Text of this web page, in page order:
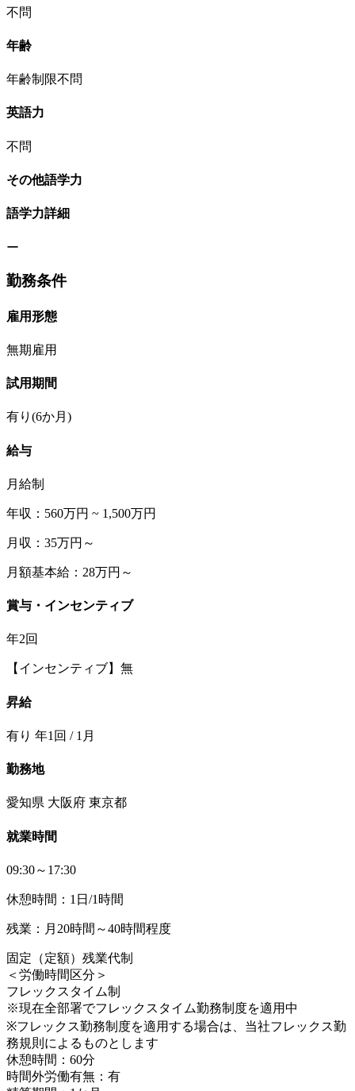
不問
年齢
年齢制限不問
英語力
不問
その他語学力
語学力詳細
ー
勤務条件
雇用形態
無期雇用
試用期間
有り(6か月)
給与
月給制
年収：560万円 ~ 1,500万円
月収：35万円～
月額基本給：28万円～
賞与・インセンティブ
年2回
【インセンティブ】無
昇給
有り 年1回 / 1月
勤務地
愛知県 大阪府 東京都
就業時間
09:30～17:30
休憩時間：1日/1時間
残業：月20時間～40時間程度
固定（定額）残業代制
＜労働時間区分＞
フレックスタイム制
※現在全部署でフレックスタイム勤務制度を適用中
※フレックス勤務制度を適用する場合は、当社フレックス勤
務規則によるものとします
休憩時間：60分
時間外労働有無：有